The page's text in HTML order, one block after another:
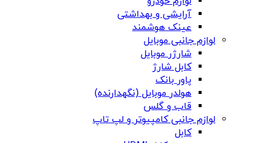
آرایشی و بهداشتی
عینک هوشمند
لوازم جانبی موبایل
شارژر موبایل
کابل شارژ
پاور بانک
هولدر موبایل (نگهدارنده)
قاب و گلس
لوازم جانبی کامپیوتر و لپ تاپ
کابل